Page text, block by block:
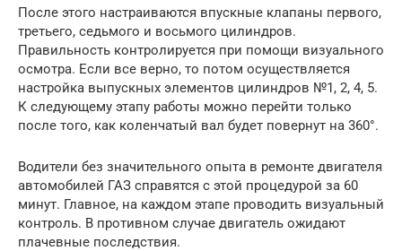
После этого настраиваются впускные клапаны первого,
третьего, седьмого и восьмого цилиндров.
Правильность контролируется при помощи визуального
осмотра. Если все верно, то потом осуществляется
настройка выпускных элементов цилиндров №1, 2, 4, 5.
К следующему этапу работы можно перейти только
после того, как коленчатый вал будет повернут на 360°.
Водители без значительного опыта в ремонте двигателя
автомобилей ГАЗ справятся с этой процедурой за 60
минут. Главное, на каждом этапе проводить визуальный
контроль. В противном случае двигатель ожидают
плачевные последствия.